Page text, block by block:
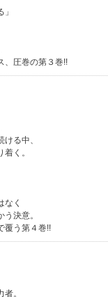
、圧巻の第３巻!!
る中、
く。
なく
決意。
覆う第４巻!!
。